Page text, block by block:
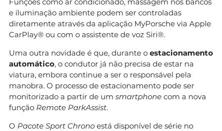
e iluminação ambiente podem ser controladas
diretamente através da aplicação MyPorsche via Apple
CarPlay® ou com o assistente de voz Siri®.
Uma outra novidade é que, durante o estacionamento
automático, o condutor já não precisa de estar na
viatura, embora continue a ser o responsável pela
manobra. O processo de estacionamento pode ser
monitorizado a partir de um smartphone com a nova
função Remote ParkAssist.
O Pacote Sport Chrono está disponível de série no